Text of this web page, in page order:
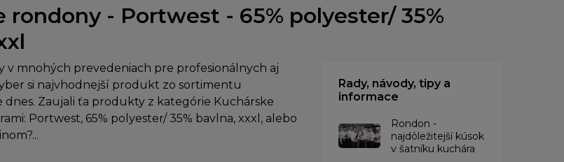
rondony - Portwest - 65% polyester/ 35%
v mnohých prevedeniach pre profesionálnych aj
si najvhodnejší produkt zo sortimentu
dnes. Zaujali ťa produkty z kategórie Kuchárske
Portwest, 65% polyester/ 35% bavlna, xxxl, alebo
Rady, návody, tipy a
informace
Rondon -
najdôležitejší kúsok
v šatníku kuchára